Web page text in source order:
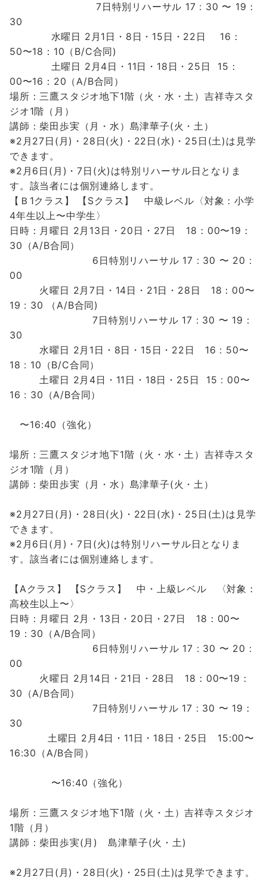
7日特別リハーサル 17 : 30 〜 19：
30
水曜日 2月1 日・8日・15日・22日 16：
50〜18：10 （B/C合同)
土曜日 2 月4日・11日・18日・25日 15 ：
00〜16：20（A/B合同）
場所：三鷹スタジオ地下1階（火・水・土）吉祥寺スタ
ジオ1階（月）
講師：柴田歩実（月・水）島津華子(火・土）
※2月27日(月)・28日(火)・22日(水)・25日(土)は見学
できます。
※2月6日(月)・7日(火)は特別リハーサル日となりま
す。該当者には個別連絡します。
【Ｂ1クラス】
【Sクラス】
中級レベル〈対象：小学
4年生以上〜中学生〉
日時：月曜日 2月 13 日・20日・27日 18：00〜19：
30（A/B合同）
6日特別リハーサル 17 : 30 〜 20 :
00
火曜日 2月7日・14日・21日・28日 18：00〜
19 : 30 （A/B合同)
7日特別リハーサル 17 : 30 〜 19 :
30
水曜日 2月1日・8日・15日・22日 16 : 50〜
18 : 10（B/C合同）
土曜日 2月4日・11日・18日・25日 15 : 00〜
16 : 30（A/B合同）
〜16:40（強化）
場所：三鷹スタジオ地下1階（火・水・土）吉祥寺スタ
ジオ1階（月）
講師：柴田歩実（月・水）島津華子(火・土）
※2月27日(月)・28日(火)・22日(水)・25日(土)は見学
できます。
※2月6日(月)・7日(火)は特別リハーサル日となりま
す。該当者には個別連絡します。
【Aクラス】 【Sクラス】
中・上級レベル 〈対象：
高校生以上〜〉
日時： 月曜日 2月・13日・20日・27日 18：00〜
19：30（A/B合同）
6日特別リハーサル 17 : 30 〜 20 :
00
火曜日 2月14日・21 日・28日 18：00〜19：
30（A/B合同）
7日特別リハーサル 17 : 30 〜 19：
30
土曜日 2 月4日・11日・18日・25日 15:00〜
16:30（A/B合同）
〜16:40（強化）
場所：三鷹スタジオ地下1階（火・土）吉祥寺スタジオ
1階（月）
講師：柴田歩実(月) 島津華子(火・土)
※2月27日(月)・28日(火)・25日(土)は見学できます。